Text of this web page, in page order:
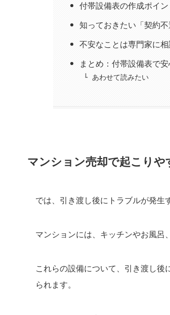
付帯設備表の作成ポイン
知っておきたい「契約
不安なことは専門家に相
まとめ：付帯設備表で
あわせて読みたい
マンション売却で起こり
では、引き渡し後にトラブルが発生
マンションには、キッチンやお風呂
これらの設備について、引き渡し後
られます。